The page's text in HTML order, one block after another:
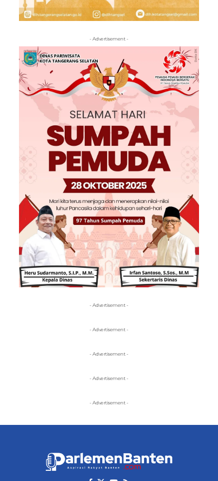
- Advertisement -
- Advertisement -
- Advertisement -
- Advertisement -
- Advertisement -
- Advertisement -